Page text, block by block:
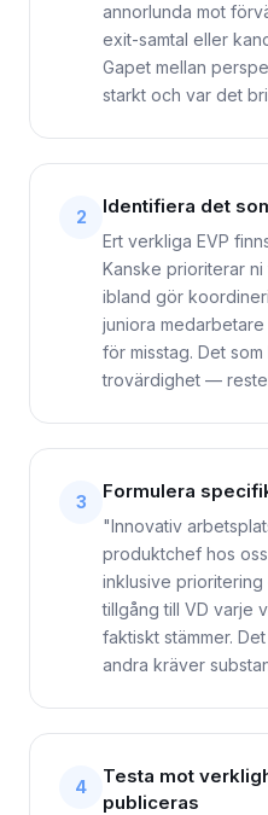
annorlunda mot
exit-samtal eller
Gapet mellan
starkt och var det
2 Identifiera det
Ert verkliga EVP
Kanske prioriterar
ibland gör
juniora
för misstag. Det
trovärdighet —
3 Formulera
"Innovativ
produktchef hos
inklusive
tillgång till VD varje
faktiskt stämmer.
andra kräver
4
Testa mot
publiceras